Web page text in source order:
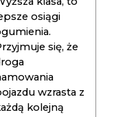
osiągi
się, że
wzrasta z
kolejną